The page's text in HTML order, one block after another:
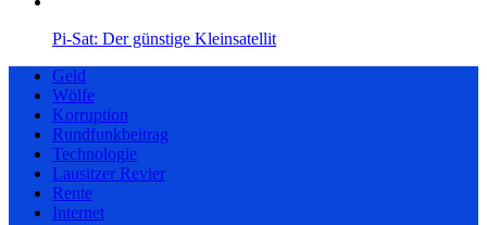
Pi-Sat: Der günstige Kleinsatellit
Geld
Wölfe
Korruption
Rundfunkbeitrag
Technologie
Lausitzer Revier
Rente
Internet